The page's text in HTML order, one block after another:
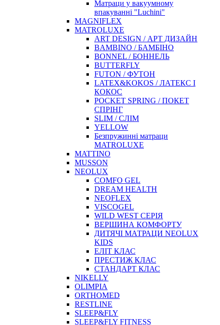
Матраци у вакуумному
впакуванні "Luchini"
MAGNIFLEX
MATROLUXE
ART DESIGN / АРТ ДИЗАЙН
BAMBINO / БАМБІНО
BONNEL / БОННЕЛЬ
BUTTERFLY
FUTON / ФУТОН
LATEX&KOKOS / ЛАТЕКС І
КОКОС
POCKET SPRING / ПОКЕТ
СПРІНГ
SLIM / СЛІМ
YELLOW
Безпружинні матраци
MATROLUXE
MATTINO
MUSSON
NEOLUX
COMFO GEL
DREAM HEALTH
NEOFLEX
VISCOGEL
WILD WEST СЕРІЯ
ВЕРШИНА КОМФОРТУ
ДИТЯЧІ МАТРАЦИ NEOLUX
KIDS
ЕЛІТ КЛАС
ПРЕСТИЖ КЛАС
СТАНДАРТ КЛАС
NIKELLY
OLIMPIA
ORTHOMED
RESTLINE
SLEEP&FLY
SLEEP&FLY FITNESS